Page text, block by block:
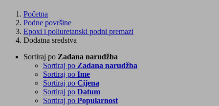
Početna
Podne površine
Epoxi i poliuretanski podni premazi
Dodatna sredstva
Sortiraj po Zadana narudžba
Sortiraj po Zadana narudžba
Sortiraj po Ime
Sortiraj po Cijena
Sortiraj po Datum
Sortiraj po Popularnost